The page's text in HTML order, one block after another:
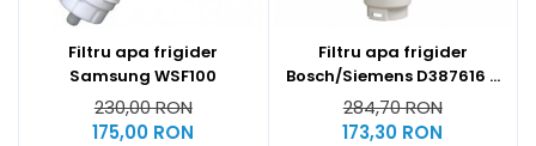
Filtru apa frigider
Samsung WSF100
230,00 RON
175,00 RON
Filtru apa frigider
Bosch/Siemens D387616 -
Compatibil
284,70 RON
173,30 RON